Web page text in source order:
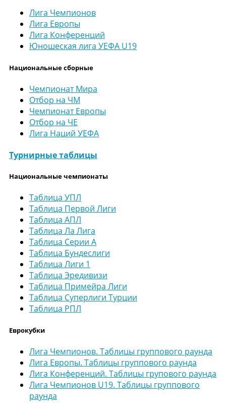
Лига Чемпионов
Лига Европы
Лига Конференций
Юношеская лига УЕФА U19
Национальные сборные
Чемпионат Мира
Отбор на ЧМ
Чемпионат Европы
Отбор на ЧЕ
Лига Наций УЕФА
Турнирные таблицы
Национальные чемпионаты
Таблица УПЛ
Таблица Первой Лиги
Таблица АПЛ
Таблица Ла Лига
Таблица Серии А
Таблица Бундеслиги
Таблица Лиги 1
Таблица Эредивизи
Таблица Примейра Лиги
Таблица Суперлиги Турции
Таблица РПЛ
Еврокубки
Лига Чемпионов. Таблицы группового раунда
Лига Европы. Таблицы группового раунда
Лига Конференций. Таблицы групового раунда
Лига Чемпионов U19. Таблицы группового
раунда